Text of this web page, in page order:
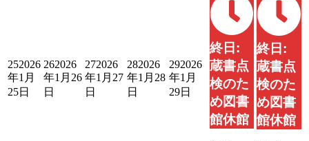
252026
年1月
25日
262026
年1月26
日
272026
年1月27
日
282026
年1月28
日
292026
年1月
29日
終日:
蔵書点
検のた
め図書
館休館
終日:
蔵書点
検のた
め図書
館休館